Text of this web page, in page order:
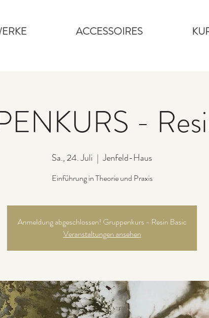
ACCESSOIRES
-
Sa., 24. Juli
  |
Jenfeld-Haus
Einführung in Theorie und Praxis
Anmeldung abgeschlossen! Gruppenkurs - Resin Basic
Veranstaltungen ansehen